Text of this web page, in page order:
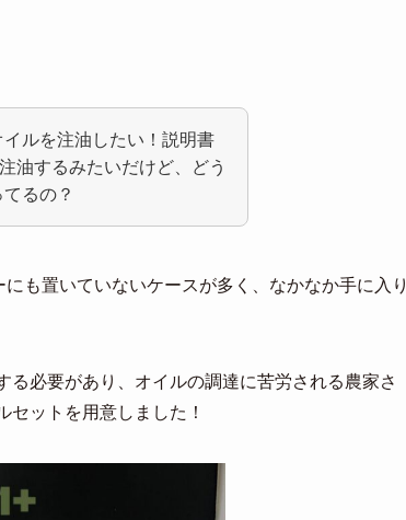
ルを注油したい！説明書
油するみたいだけど、どう
るの？
も置いていないケースが多く、なかなか手に入り
必要があり、オイルの調達に苦労される農家さ
ットを用意しました！